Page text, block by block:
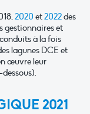
2020 et2022des
gestionnaires et
à la fois
lagunes DCE et
œuvre leur
2021